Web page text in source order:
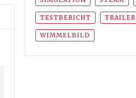
TESTBERICHT TRAILER
WIMMELBILD